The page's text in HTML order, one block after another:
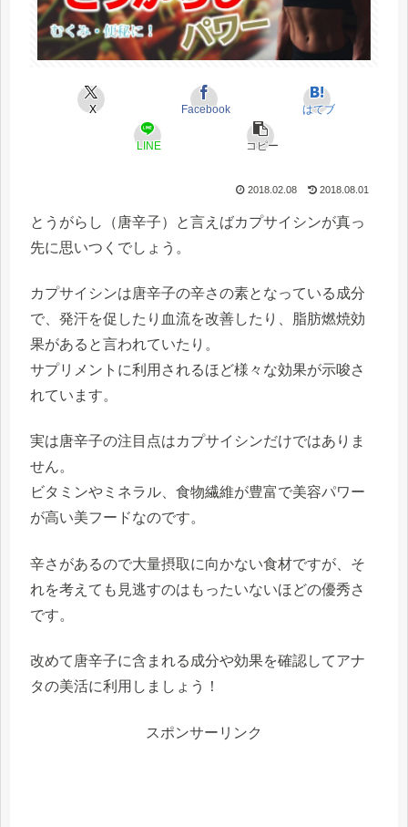
X Facebook はてブ
LINE コピー
2018.02.08 2018.08.01
とうがらし
（唐辛子）と言えばカプサイシンが真っ
先に思いつくでしょう。
カプサイシンは唐辛子の辛さの素となっている成分
で、発汗を促したり血流を改善したり、脂肪燃焼効
果があると言われていたり。
サプリメントに利用されるほど様々な効果が示唆さ
れています。
実は唐辛子の注目点はカプサイシンだけではありま
せん。
ビタミンやミネラル、食物繊維が豊富で美容パワー
が高い美フードなのです。
辛さがあるので大量摂取に向かない食材ですが、そ
れを考えても見逃すのはもったいないほどの優秀さ
です。
改めて唐辛子に含まれる成分や効果を確認してアナ
タの美活に利用しましょう！
スポンサーリンク